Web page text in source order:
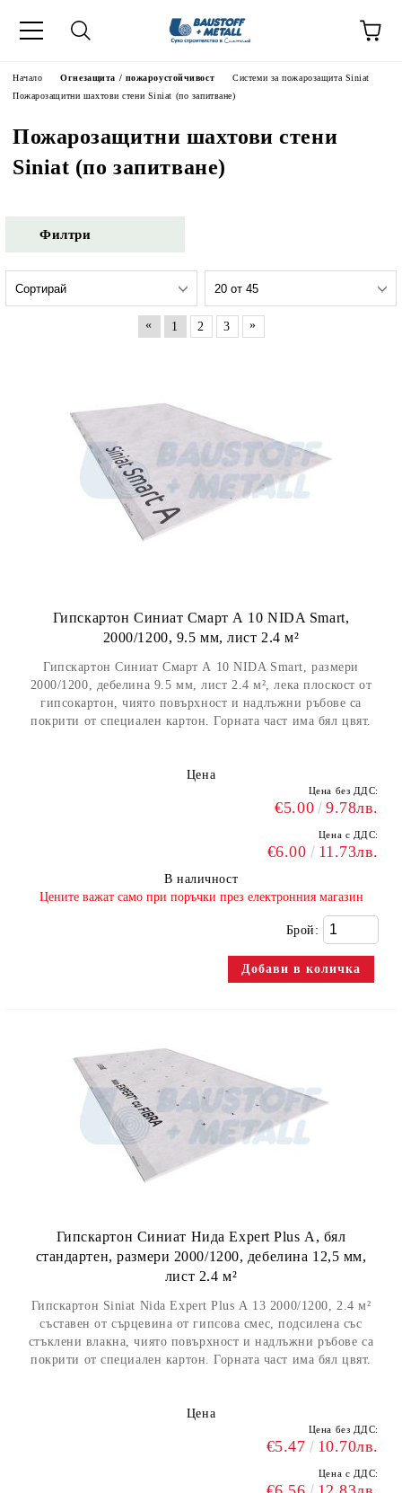
Начало Огнезащита / пожароустойчивост
Системи за пожарозащита Siniat
Пожарозащитни шахтови стени Siniat (по запитване)
Пожарозащитни шахтови стени
Siniat (по запитване)
Филтри
« 1 2 3 »
Гипскартон Синиат Смарт А 10 NIDA Smart,
2000/1200, 9.5 мм, лист 2.4 м²
Гипскартон Синиат Смарт А 10 NIDA Smart, размери
2000/1200, дебелина 9.5 мм, лист 2.4 м², лека плоскост от
гипсокартон, чиято повърхност и надлъжни ръбове са
покрити от специален картон. Горната част има бял цвят.
Цена
Цена без ДДС:
€5.00 9.78лв.
Цена с ДДС:
€6.00 11.73лв.
В наличност
​Цените важат само при поръчки през електронния магазин
Брой:
Гипскартон Синиат Нида Expert Plus А, бял
стандартен, размери 2000/1200, дебелина 12,5 мм,
лист 2.4 м²
Гипскартон Siniat Nida Expert Plus А 13 2000/1200, 2.4 м²
съставен от сърцевина от гипсова смес, подсилена със
стъклени влакна, чиято повърхност и надлъжни ръбове са
покрити от специален картон. Горната част има бял цвят.
Цена
Цена без ДДС:
€5.47 10.70лв.
Цена с ДДС: